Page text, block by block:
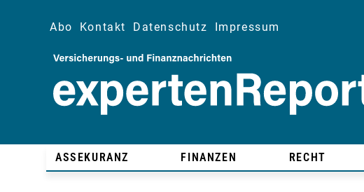
Abo Kontakt Datenschutz Impressum
ASSEKURANZ FINANZEN RECHT